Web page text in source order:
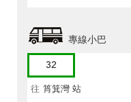
專線小巴
32
往 筲箕灣 站